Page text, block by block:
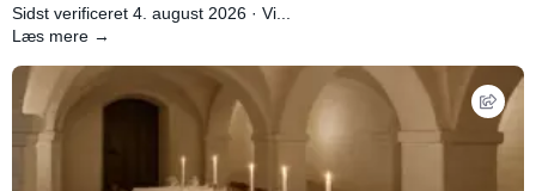
Sidst verificeret 4. august 2026 · Vi...
Læs mere →